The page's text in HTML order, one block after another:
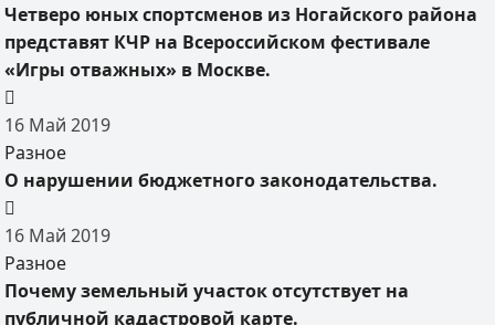
Четверо юных спортсменов из Ногайского района
представят КЧР на Всероссийском фестивале
«Игры отважных» в Москве.
16 Май 2019
Разное
О нарушении бюджетного законодательства.
16 Май 2019
Разное
Почему земельный участок отсутствует на
публичной кадастровой карте.